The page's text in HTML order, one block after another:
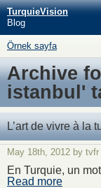
TurquieVision
Blog
Örnek sayfa
Archive
istanbul'
L’art de vivre à la
May 18th, 2012 by tvfr
En Turquie, un
Read more